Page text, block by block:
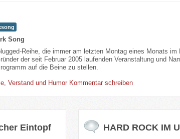
Song
Reihe, die immer am letzten Montag eines Monats
der seit Februar 2005 laufenden Veranstaltung und
auf die Beine zu stellen.
Verstand und Humor Kommentar schreiben
Eintopf HARD ROCK IM